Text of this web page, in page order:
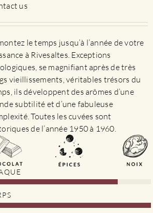
us
le temps jusqu’à l’année de votre
à Rivesaltes. Exceptions
se magnifiant après de très
vieillissements, véritables trésors du
ils développent des arômes d’une
subtilité et d’une fabuleuse
Toutes les cuvées sont
de l’année 1950 à 1960.